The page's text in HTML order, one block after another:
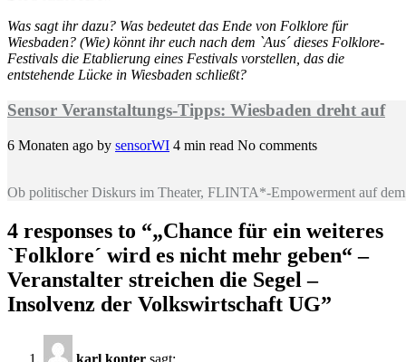
Was sagt ihr dazu? Was bedeutet das Ende von Folklore für
Wiesbaden? (Wie) könnt ihr euch nach dem `Aus´ dieses Folklore-
Festivals die Etablierung eines Festivals vorstellen, das die
entstehende Lücke in Wiesbaden schließt?
Sensor Veranstaltungs-Tipps: Wiesbaden dreht auf
6 Monaten ago by sensorWI 4 min read No comments
Ob politischer Diskurs im Theater, FLINTA*-Empowerment auf
4 responses to “„Chance für ein weiteres
`Folklore´ wird es nicht mehr geben“ –
Veranstalter streichen die Segel –
Insolvenz der Volkswirtschaft UG”
karl konter sagt: